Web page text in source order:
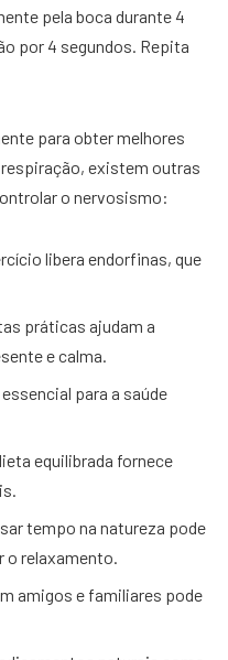
pela boca durante 4
por 4 segundos. Repita
para obter melhores
existem outras
o nervosismo:
libera endorfinas, que
práticas ajudam a
e calma.
para a saúde
equilibrada fornece
tempo na natureza pode
relaxamento.
amigos e familiares pode